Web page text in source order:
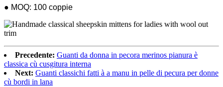
● MOQ: 100 coppie
Precedente: Guanti da donna in pecora merinos pianura è
classica cù cusgitura interna
Next: Guanti classichi fatti à a manu in pelle di pecura per donne
cù bordi in lana